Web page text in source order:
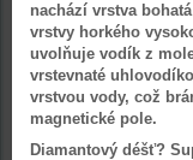
nachází vrstva
vrstvy horkého
uvolňuje vodík z
vrstevnaté
vrstvou vody, což
magnetické pole.
Diamantový déšť?